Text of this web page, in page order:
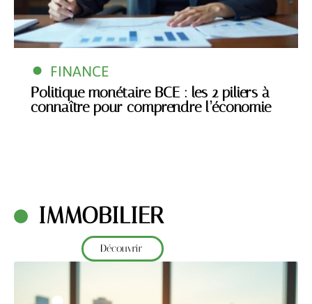
FINANCE
Politique monétaire BCE : les 2 piliers à
connaître pour comprendre l’économie
IMMOBILIER
Découvrir